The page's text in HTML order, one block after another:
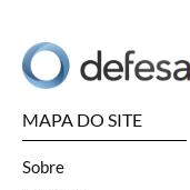
MAPA DO SITE
Sobre